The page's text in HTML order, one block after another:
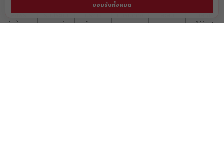
ส่งฟรี!
เมื่อซื้อครบ
รับประกัน
ของแท้
บริการ
เก็บเงิน
แบรนด์ดัง
จากทุก
สะสม
คะแนน
มีสาขา
ให้ช้อป
ยอมรับทั้งหมด